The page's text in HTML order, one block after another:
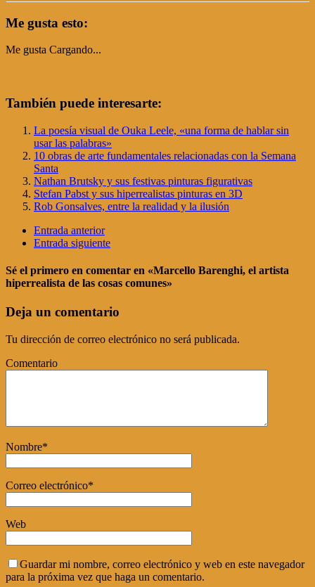
Me gusta esto:
Me gusta Cargando...
También puede interesarte:
La poesía visual de Ouka Leele, «una forma de hablar sin
usar las palabras»
10 obras de arte fundamentales relacionadas con la Semana
Santa
Nathan Brutsky y sus festivas pinturas figurativas
Stefan Pabst y sus hiperrealistas pinturas en 3D
Rob Gonsalves, entre la realidad y la ilusión
Entrada anterior
Entrada siguiente
Sé el primero en comentar en «Marcello Barenghi, el artista
hiperrealista de las cosas comunes»
Deja un comentario
Tu dirección de correo electrónico no será publicada.
Comentario
Nombre*
Correo electrónico*
Web
Guardar mi nombre, correo electrónico y web en este navegador
para la próxima vez que haga un comentario.